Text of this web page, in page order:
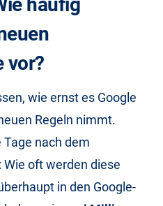
vor?
wie ernst es Google
Regeln nimmt.
nach dem
: Wie oft werden diese
in den Google-